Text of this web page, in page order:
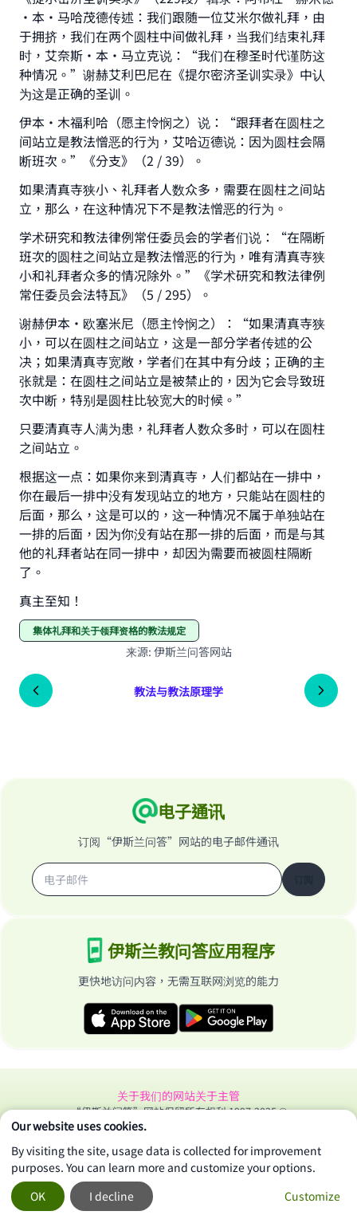
·本·马哈茂德传述：我们跟随一位艾米尔做礼拜，由
于拥挤，我们在两个圆柱中间做礼拜，当我们结束礼拜
时，艾奈斯·本·马立克说：“我们在穆圣时代谨防这
种情况。”谢赫艾利巴尼在《提尔密济圣训实录》中认
为这是正确的圣训。
伊本·木福利哈（愿主怜悯之）说：“跟拜者在圆柱之
间站立是教法憎恶的行为，艾哈迈德说：因为圆柱会隔
断班次。”《分支》（2 / 39）。
如果清真寺狭小、礼拜者人数众多，需要在圆柱之间站
立，那么，在这种情况下不是教法憎恶的行为。
学术研究和教法律例常任委员会的学者们说：“在隔断
班次的圆柱之间站立是教法憎恶的行为，唯有清真寺狭
小和礼拜者众多的情况除外。”《学术研究和教法律例
常任委员会法特瓦》（5 / 295）。
谢赫伊本•欧塞米尼（愿主怜悯之）：“如果清真寺狭
小，可以在圆柱之间站立，这是一部分学者传述的公
决；如果清真寺宽敞，学者们在其中有分歧；正确的主
张就是：在圆柱之间站立是被禁止的，因为它会导致班
次中断，特别是圆柱比较宽大的时候。”
只要清真寺人满为患，礼拜者人数众多时，可以在圆柱
之间站立。
根据这一点：如果你来到清真寺，人们都站在一排中，
你在最后一排中没有发现站立的地方，只能站在圆柱的
后面，那么，这是可以的，这一种情况不属于单独站在
一排的后面，因为你没有站在那一排的后面，而是与其
他的礼拜者站在同一排中，却因为需要而被圆柱隔断
了。
真主至知！
集体礼拜和关于领拜资格的教法规定
来源: 伊斯兰问答网站
教法与教法原理学
电子通讯
订阅“伊斯兰问答”网站的电子邮件通讯
伊斯兰教问答应用程序
更快地访问内容，无需互联网浏览的能力
关于我们的网站关于主管
“伊斯兰问答”网站保留所有权利 1997-2025 ©
Make an impact on millions of lives
with your contribution today
Your support is crucial for our mission.
"A person who leads others to doing what is
good will earn the same reward as those who
do it."
(MUSLIM, 1893)
Support IslamQA
Our website uses cookies.
By visiting the site, usage data is collected for improvement
purposes. You can learn more and customize your options.
Customize
I decline
OK